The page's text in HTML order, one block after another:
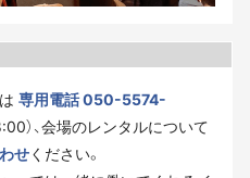
専用電話 050-5574-
）、会場のレンタルについて
せください。